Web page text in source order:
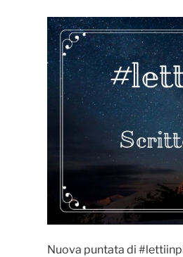
Nuova puntata di